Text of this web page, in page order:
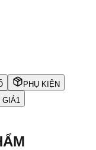
PHỤ KIỆN
GIÁ1